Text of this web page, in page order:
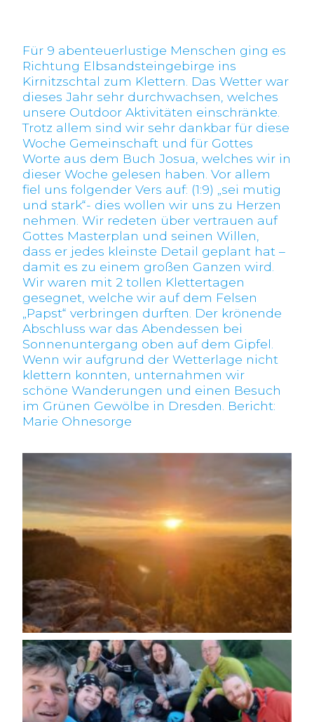
Für 9 abenteuerlustige Menschen ging es
Richtung Elbsandsteingebirge ins
Kirnitzschtal zum Klettern. Das Wetter war
dieses Jahr sehr durchwachsen, welches
unsere Outdoor Aktivitäten einschränkte.
Trotz allem sind wir sehr dankbar für diese
Woche Gemeinschaft und für Gottes
Worte aus dem Buch Josua, welches wir in
dieser Woche gelesen haben. Vor allem
fiel uns folgender Vers auf: (1:9) „sei mutig
und stark“- dies wollen wir uns zu Herzen
nehmen. Wir redeten über vertrauen auf
Gottes Masterplan und seinen Willen,
dass er jedes kleinste Detail geplant hat –
damit es zu einem großen Ganzen wird.
Wir waren mit 2 tollen Klettertagen
gesegnet, welche wir auf dem Felsen
„Papst“ verbringen durften. Der krönende
Abschluss war das Abendessen bei
Sonnenuntergang oben auf dem Gipfel.
Wenn wir aufgrund der Wetterlage nicht
klettern konnten, unternahmen wir
schöne Wanderungen und einen Besuch
im Grünen Gewölbe in Dresden. Bericht:
Marie Ohnesorge